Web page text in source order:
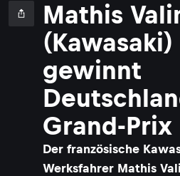
Mathis
(Kawasaki)
gewinnt
Grand-Prix
Der französische
Werksfahrer Mathis